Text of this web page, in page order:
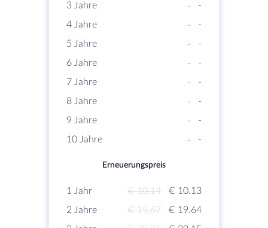
3 Jahre
-
-
4 Jahre
-
-
5 Jahre
-
-
6 Jahre
-
-
7 Jahre
-
-
8 Jahre
-
-
9 Jahre
-
-
10 Jahre
- -
Erneuerungspreis
1 Jahr € 10.14
€ 10.13
2 Jahre
€ 19.67
€ 19.64